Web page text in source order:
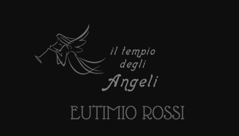
EUTIMIO ROSSI